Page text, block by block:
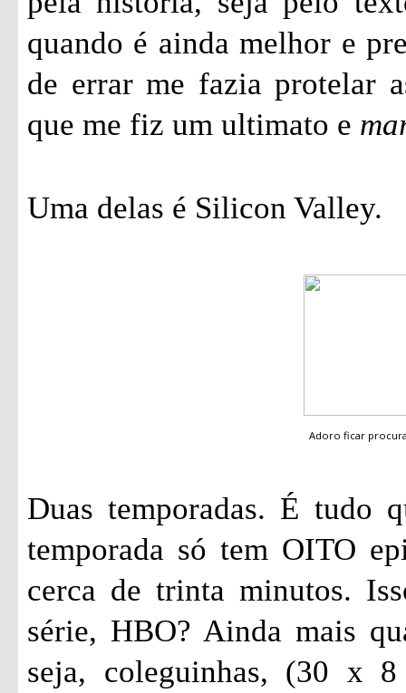
quando é ainda melhor e
de errar me fazia protelar
que me fiz um ultimato e
Uma delas é Silicon Valley.
Adoro ficar
Duas temporadas. É tudo
temporada só tem OITO
cerca de trinta minutos.
série, HBO? Ainda mais
seja, coleguinhas, (30 x